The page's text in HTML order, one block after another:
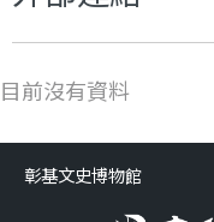
目前沒有資料
彰基文史博物館